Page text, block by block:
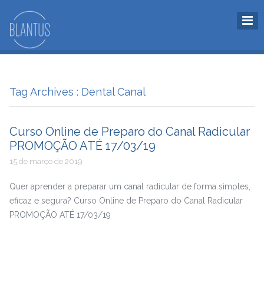
Tag Archives : Dental Canal
Curso Online de Preparo do Canal Radicular
PROMOÇÃO ATÉ 17/03/19
15 de março de 2019
Quer aprender a preparar um canal radicular de forma simples,
eficaz e segura? Curso Online de Preparo do Canal Radicular
PROMOÇÃO ATÉ 17/03/19